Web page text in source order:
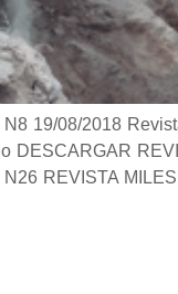
N8 19/08/2018
DESCARGAR
N26 REVISTA